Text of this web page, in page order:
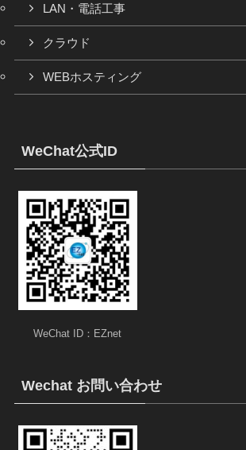
LAN・電話工事
クラウド
WEBホスティング
WeChat公式ID
WeChat ID：EZnet
Wechat お問い合わせ